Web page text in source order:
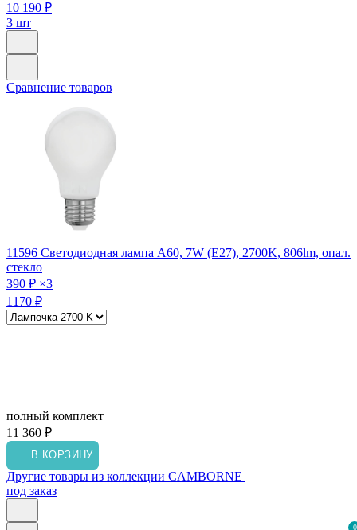
0
10 190 ₽
3 шт
Сравнение товаров
11596 Светодиодная лампа A60, 7W (E27), 2700K, 806lm, опал.
стекло
390 ₽ ×3
1170 ₽
полный комплект
11 360 ₽
В КОРЗИНУ
Другие товары из коллекции CAMBORNE
под заказ